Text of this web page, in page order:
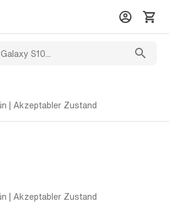
| Akzeptabler Zustand
| Akzeptabler Zustand